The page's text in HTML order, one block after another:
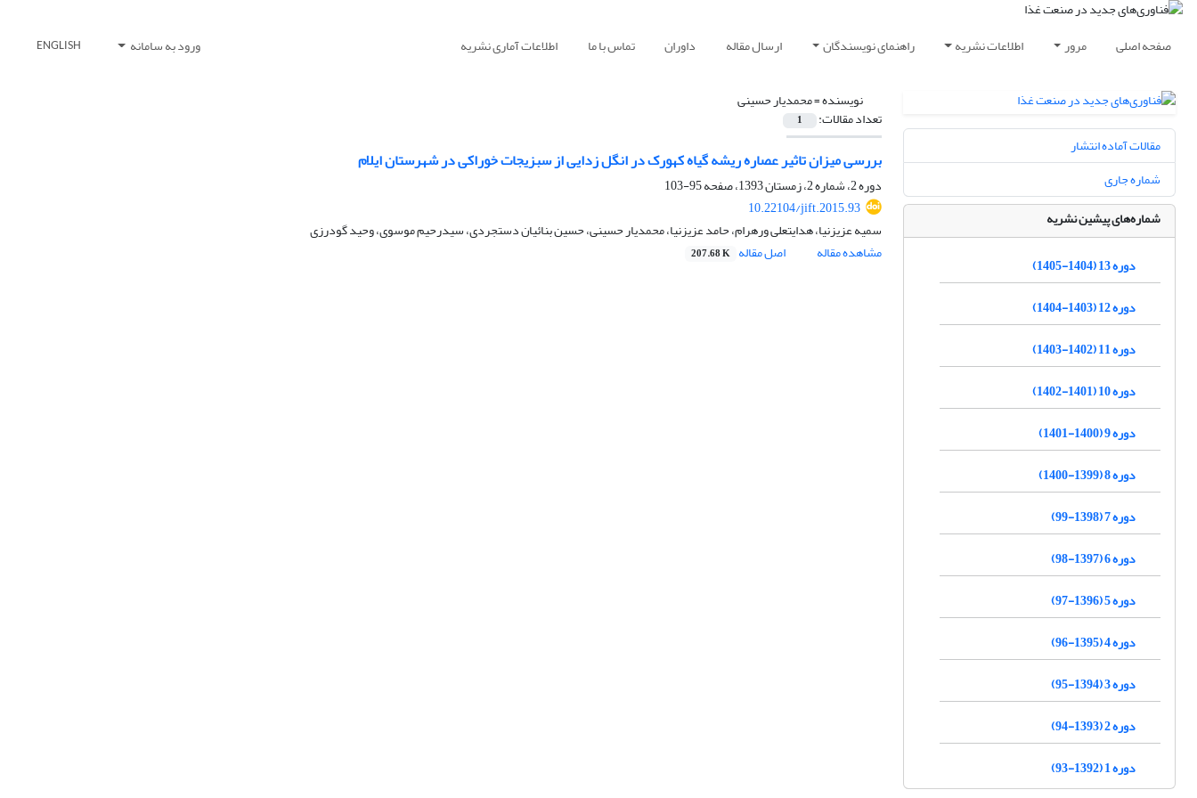
صفحه اصلی مرور اطلاعات نشریه راهنمای نویسندگان ارسال مقاله داوران تماس با ما اطلاعات آماری نشریه ورود به سامانه ENGLISH
نویسنده =محمدیار حسینی
تعداد مقالات: 1
بررسی میزان تاثیر عصاره ریشه گیاه کهورک در انگل زدایی از سبزیجات خوراکی در شهرستان ایلام
دوره 2، شماره 2، زمستان 1393، صفحه
95-103
10.22104/jift.2015.93
سمیه عزیزنیا، هدایتعلی ورهرام، حامد عزیزنیا، محمدیار حسینی، حسین بنائیان دستجردی، سیدرحیم موسوی، وحید گودرزی
مشاهده مقاله
اصل مقاله 207.68 K
مقالات آماده انتشار
شماره جاری
شماره‌های پیشین نشریه
دوره 13 (1404-1405)
دوره 12 (1403-1404)
دوره 11 (1402-1403)
دوره 10 (1401-1402)
دوره 9 (1400-1401)
دوره 8 (1399-1400)
دوره 7 (1398-99)
دوره 6 (1397-98)
دوره 5 (1396-97)
دوره 4 (1395-96)
دوره 3 (1394-95)
دوره 2 (1393-94)
دوره 1 (1392-93)